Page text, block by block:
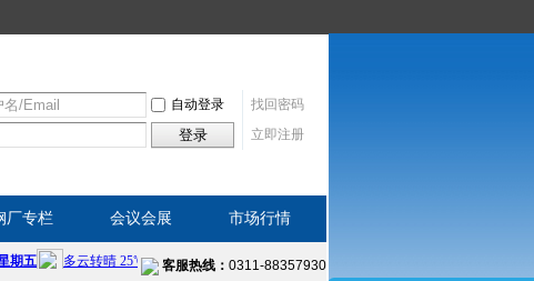
自动登录
找回密码
登录 立即注册
厂专栏 会议会展 市场行情
客服热线： 0311-88357930